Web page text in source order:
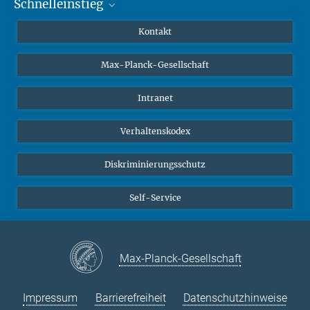
Mastodon
Schnelleinstieg
Studierende
Schüler*innen
Öffentlichkeit
Alumnae | Alumni
Kontakt
Max-Planck-Gesellschaft
Intranet
Verhaltenskodex
Diskriminierungsschutz
Self-Service
Max-Planck-Gesellschaft
Impressum Barrierefreiheit Datenschutzhinweise